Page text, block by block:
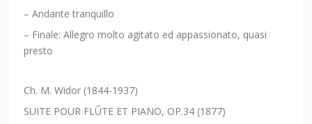
– Andante tranquillo
– Finale: Allegro molto agitato ed appassionato, quasi
presto
Ch. M. Widor (1844-1937)
SUITE POUR FLÛTE ET PIANO, OP.34 (1877)